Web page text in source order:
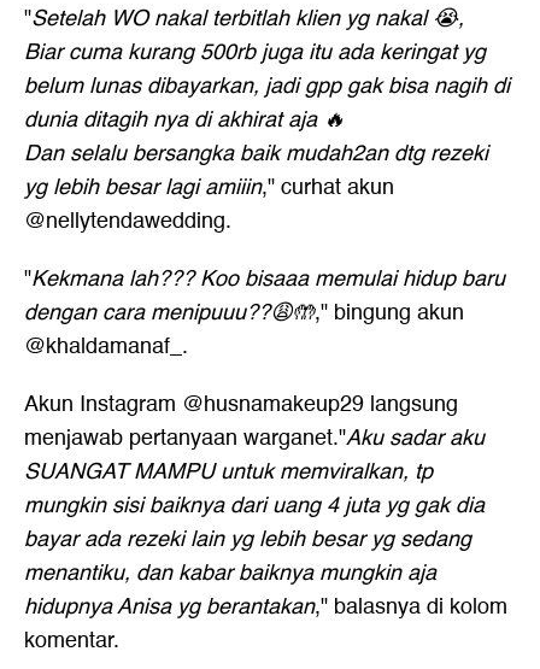
"Setelah WO nakal terbitlah klien yg nakal 😭,
Biar cuma kurang 500rb juga itu ada keringat yg
belum lunas dibayarkan, jadi gpp gak bisa nagih di
dunia ditagih nya di akhirat aja 🔥
Dan selalu bersangka baik mudah2an dtg rezeki
yg lebih besar lagi amiiin," curhat akun
@nellytendawedding.
"Kekmana lah??? Koo bisaaa memulai hidup baru
dengan cara menipuuu??😩🤲," bingung akun
@khaldamanaf_.
Akun Instagram @husnamakeup29 langsung
menjawab pertanyaan warganet."Aku sadar aku
SUANGAT MAMPU untuk memviralkan, tp
mungkin sisi baiknya dari uang 4 juta yg gak dia
bayar ada rezeki lain yg lebih besar yg sedang
menantiku, dan kabar baiknya mungkin aja
hidupnya Anisa yg berantakan," balasnya di kolom
komentar.